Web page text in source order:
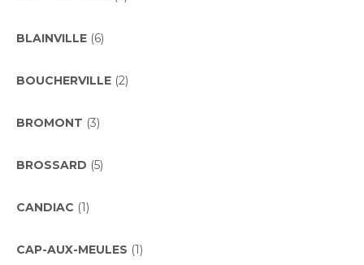
BLAINVILLE (6)
BOUCHERVILLE (2)
BROMONT (3)
BROSSARD (5)
CANDIAC (1)
CAP-AUX-MEULES (1)